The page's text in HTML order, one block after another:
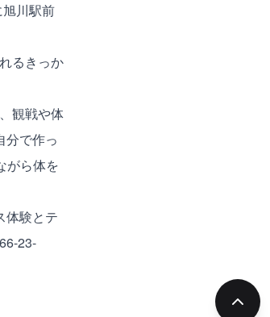
川駅前
るきっか
観戦や体
分で作っ
がら体を
体験とテ
23-